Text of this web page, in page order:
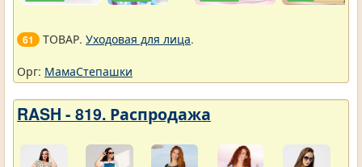
61 ТОВАР. Уходовая для лица.
Орг: МамаСтепашки
RASH - 819. Распродажа